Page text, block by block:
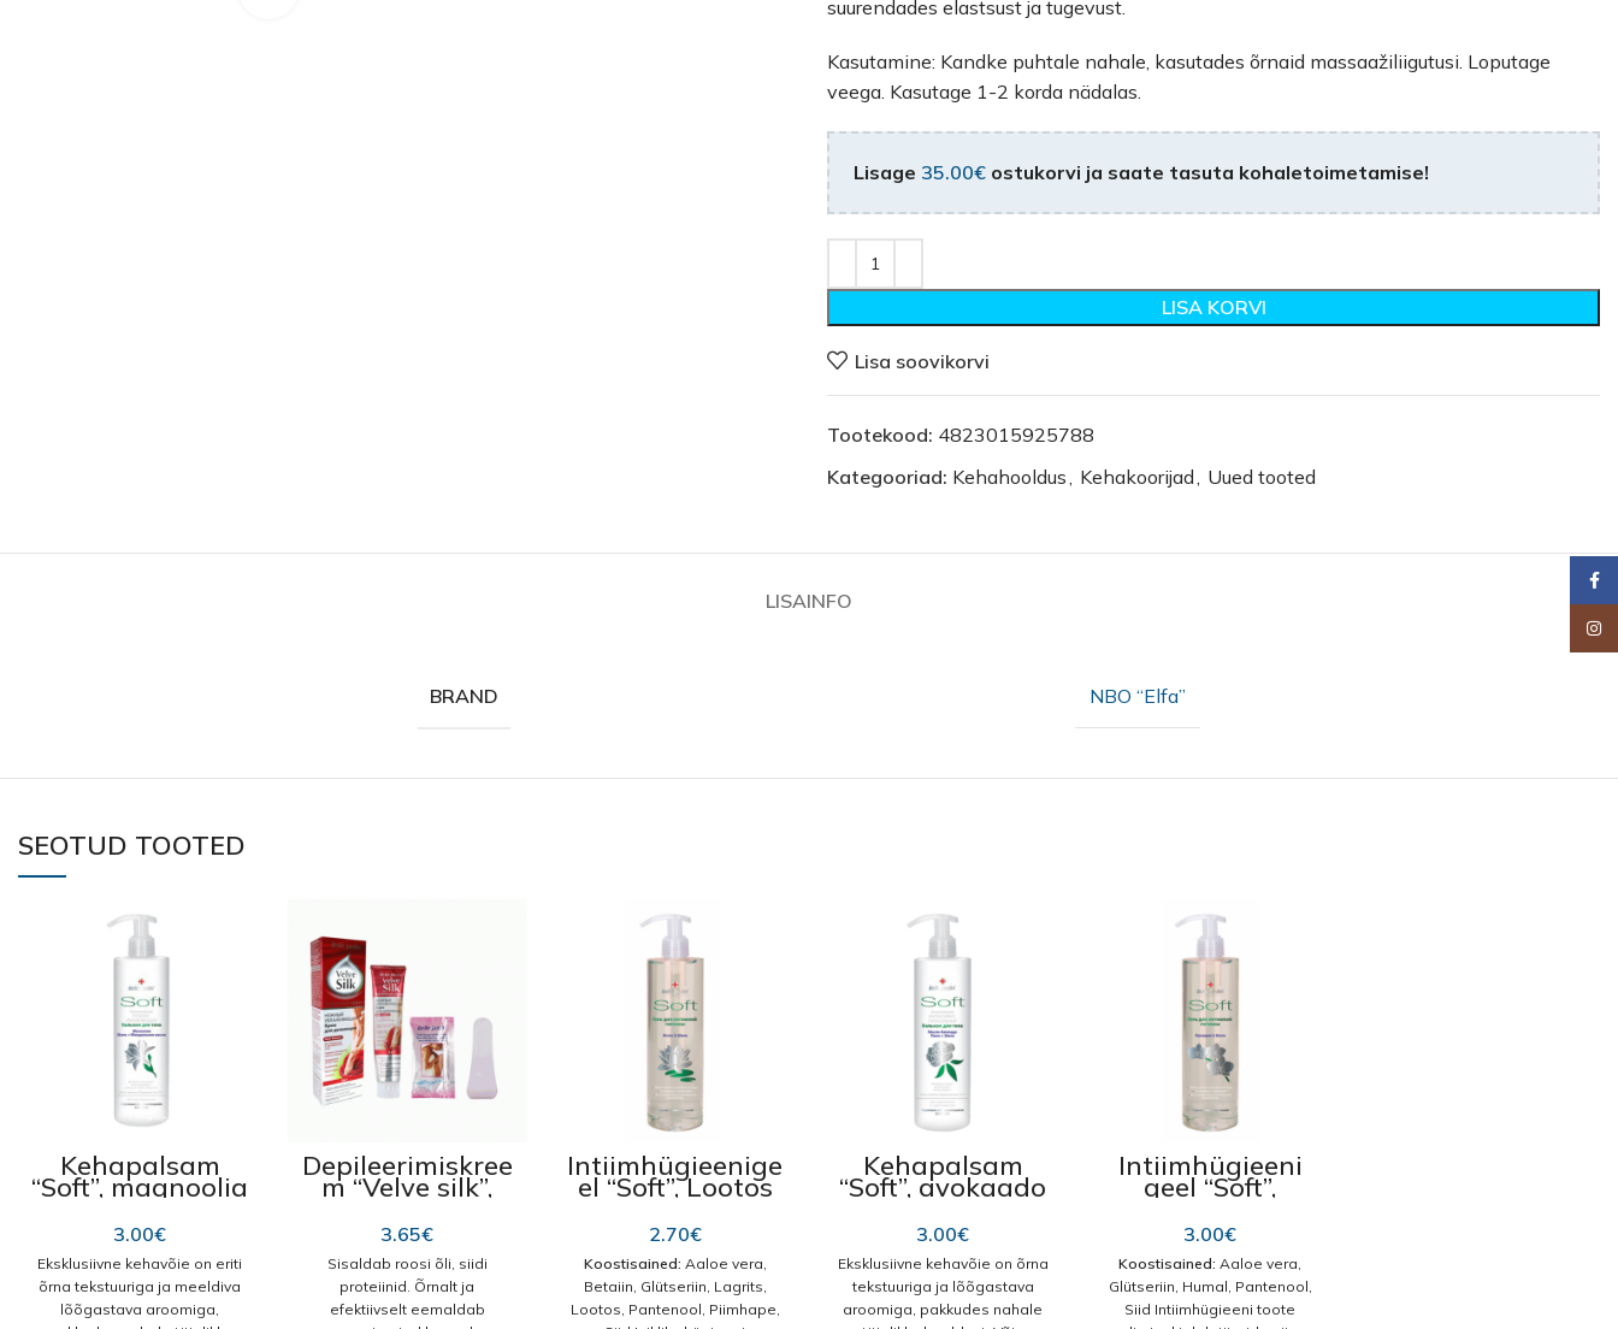
suurendades elastsust ja tugevust.
Kasutamine: Kandke puhtale nahale, kasutades õrnaid massaažiliigutusi. Loputage
veega. Kasutage 1-2 korda nädalas.
Lisage 35.00€ ostukorvi ja saate tasuta kohaletoimetamise!
LISA KORVI
Lisa soovikorvi
Tootekood: 4823015925788
Kategooriad: Kehahooldus, Kehakoorijad, Uued tooted
LISAINFO
BRAND NBO “Elfa”
SEOTUD TOOTED
Kehapalsam
“Soft”, magnoolia
ja mandli õliga
400 ml
3.00€
Eksklusiivne kehavõie on eriti
õrna tekstuuriga ja meeldiva
lõõgastava aroomiga,
Depileerimiskree
m “Velve silk”,
roosi ekstraktiga
5in1 125 ml
3.65€
Sisaldab roosi õli, siidi
proteiinid. Õrnalt ja
efektiivselt eemaldab
Intiimhügieenige
el “Soft”, Lootos
& Siid 400ml
2.70€
Koostisained: Aaloe vera,
Betaiin, Glütseriin, Lagrits,
Lootos, Pantenool, Piimhape,
Kehapalsam
“Soft”, avokaado
õliga 400 ml
3.00€
Eksklusiivne kehavõie on õrna
tekstuuriga ja lõõgastava
aroomiga, pakkudes nahale
Intiimhügieeni
geel “Soft”,
Orhidee & Siid
400ml
3.00€
Koostisained:Aaloe vera,
Glütseriin, Humal, Pantenool,
Siid Intiimhügieeni toote